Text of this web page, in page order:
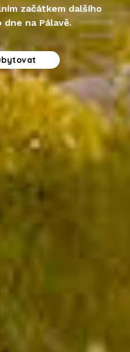
začátkem dalšího
na Pálavě.